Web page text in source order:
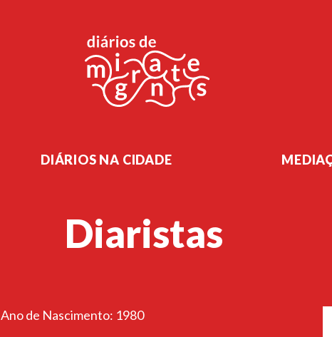
DIÁRIOS NA CIDADE
Diaristas
Ano de Nascimento: 1980